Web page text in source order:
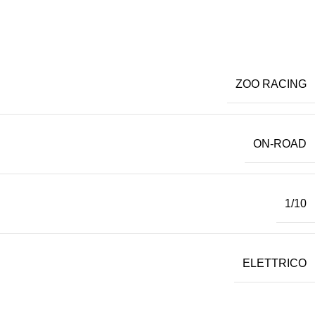
ZOO RACING
ON-ROAD
1/10
ELETTRICO